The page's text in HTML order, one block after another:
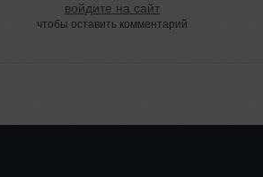
войдите на сайт
чтобы оставить комментарий